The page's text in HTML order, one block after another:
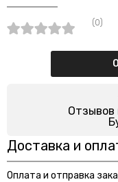
(0)
Отзывов
Доставка и
Оплата и отправка